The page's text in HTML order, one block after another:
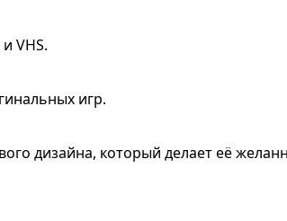
VHS.
игр.
дизайна, который делает её